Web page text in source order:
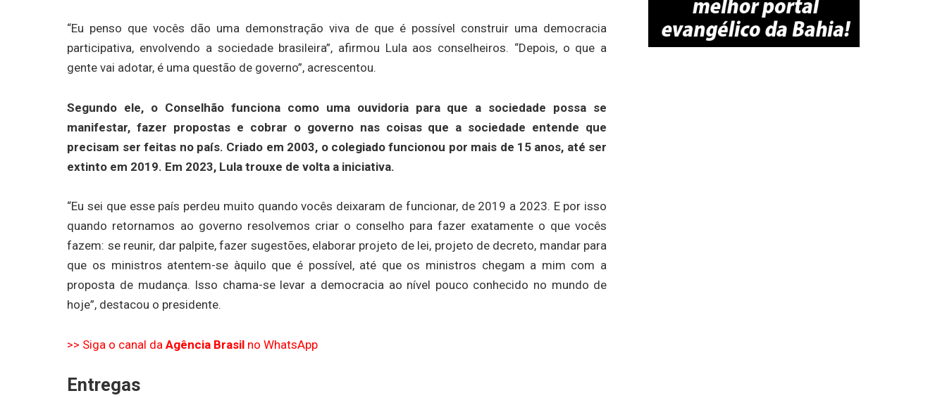
“Eu penso que vocês dão uma demonstração viva de que é possível construir uma democracia
participativa, envolvendo a sociedade brasileira”, afirmou Lula aos conselheiros. “Depois, o que a
gente vai adotar, é uma questão de governo”, acrescentou.
Segundo ele, o Conselhão funciona como uma ouvidoria para que a sociedade possa se
manifestar, fazer propostas e cobrar o governo nas coisas que a sociedade entende que
precisam ser feitas no país. Criado em 2003, o colegiado funcionou por mais de 15 anos, até ser
extinto em 2019. Em 2023, Lula trouxe de volta a iniciativa.
“Eu sei que esse país perdeu muito quando vocês deixaram de funcionar, de 2019 a 2023. E por isso
quando retornamos ao governo resolvemos criar o conselho para fazer exatamente o que vocês
fazem: se reunir, dar palpite, fazer sugestões, elaborar projeto de lei, projeto de decreto, mandar para
que os ministros atentem-se àquilo que é possível, até que os ministros chegam a mim com a
proposta de mudança. Isso chama-se levar a democracia ao nível pouco conhecido no mundo de
hoje”, destacou o presidente.
>> Siga o canal daAgência Brasil no WhatsApp
Entregas